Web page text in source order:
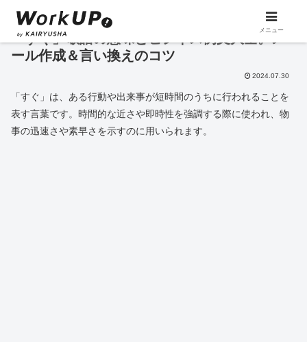
「すぐ」敬語の意味とビジネス例文大全。メ
ール作成＆言い換えのコツ
2024.07.30
「すぐ」は、ある行動や出来事が短時間のうちに行われることを
表す言葉です。時間的な近さや即時性を強調する際に使われ、物
事の迅速さや素早さを示すのに用いられます。
メニュー